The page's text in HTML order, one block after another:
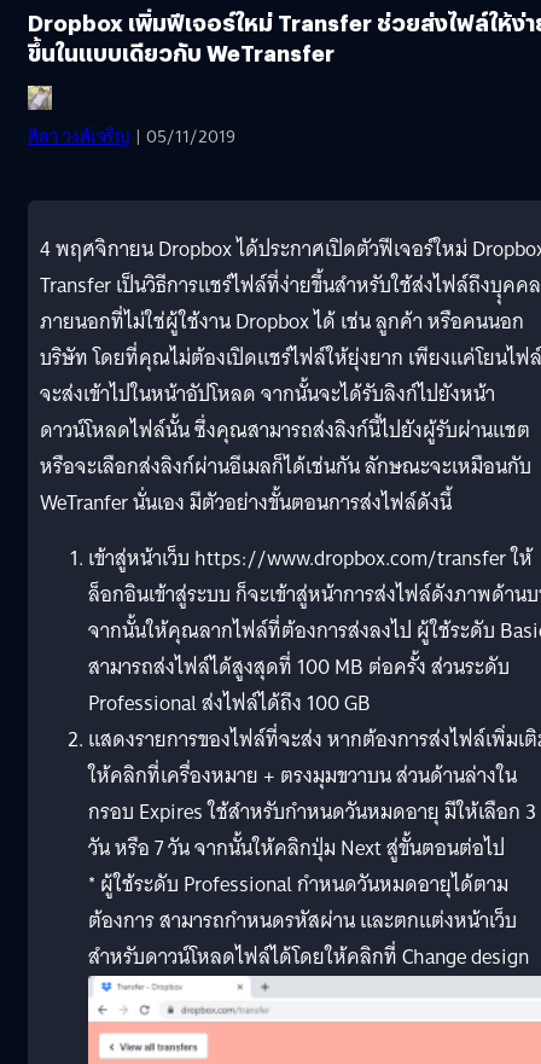
Dropbox เพิ่มฟีเจอร์ใหม่ Transfer ช่วยส่งไฟล์ให้ง่
ขึ้นในแบบเดียวกับ WeTransfer
ศิลา วงศ์เจริญ | 05/11/2019
4 พฤศจิกายน Dropbox ได้ประกาศเปิดตัวฟีเจอร์ใหม่
Transfer เป็นวิธีการแชร์ไฟล์ที่ง่ายขึ้นสำหรับใช้ส่งไฟล์ถึงบุุคคล
ภายนอกที่ไม่ใช่ผู้ใช้งาน Dropbox ได้ เช่น ลูกค้า หรือคนนอก
บริษัท โดยที่คุณไม่ต้องเปิดแชร์ไฟล์ให้ยุ่งยาก เพียงแค่โยนไฟ
จะส่งเข้าไปในหน้าอัปโหลด จากนั้นจะได้รับลิงก์ไปยังหน้า
ดาวน์โหลดไฟล์นั้น ซึ่งคุณสามารถส่งลิงก์นี้ไปยังผู้รับผ่านแชต
หรือจะเลือกส่งลิงก์ผ่านอีเมลก็ได้เช่นกัน ลักษณะจะเหมือนกับ
WeTranfer นั่นเอง มีตัวอย่างขั้นตอนการส่งไฟล์ดังนี้
เข้าสู่หน้าเว็บ https://www.dropbox.com/transfer ให้
ล็อกอินเข้าสู่ระบบ ก็จะเข้าสู่หน้าการส่งไฟล์ดังภาพด้าน
จากนั้นให้คุณลากไฟล์ที่ต้องการส่งลงไป ผู้ใช้ระดับ
สามารถส่งไฟล์ได้สูงสุดที่ 100 MB ต่อครั้ง ส่วนระดับ
Professional ส่งไฟล์ได้ถึง 100 GB
แสดงรายการของไฟล์ที่จะส่ง หากต้องการส่งไฟล์เพิ่มเ
ให้คลิกที่เครื่องหมาย + ตรงมุมขวาบน ส่วนด้านล่างใน
กรอบ Expires ใช้สำหรับกำหนดวันหมดอายุ มีให้เลือก 3
วัน หรือ 7 วัน จากนั้นให้คลิกปุ่ม Next สู่ขั้นตอนต่อไป
* ผู้ใช้ระดับ Professional กำหนดวันหมดอายุได้ตาม
ต้องการ สามารถกำหนดรหัสผ่าน และตกแต่งหน้าเว็บ
สำหรับดาวน์โหลดไฟล์ได้โดยให้คลิกที่ Change design